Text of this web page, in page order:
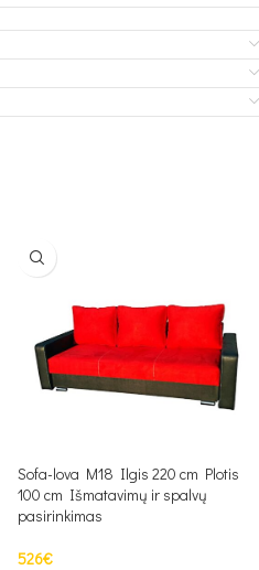
Sofa-lova M18 Ilgis 220 cm Plotis
100 cm Išmatavimų ir spalvų
pasirinkimas
526€